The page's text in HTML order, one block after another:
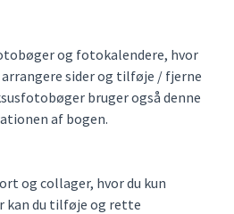
og fotokalendere, hvor
arrangere sider og tilføje / fjerne
bruger også denne
af bogen.
og collager, hvor du kun
kan du tilføje og rette